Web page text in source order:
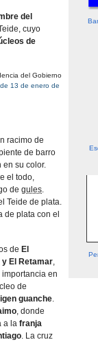
del
cuyo
de
del Gobierno
de 13 de enero de
racimo de
de barro
en su color.
el todo,
de gules.
Teide de plata.
de plata con el
de El
y El Retamar,
en
de
guanche.
, donde
a la franja
. La cruz